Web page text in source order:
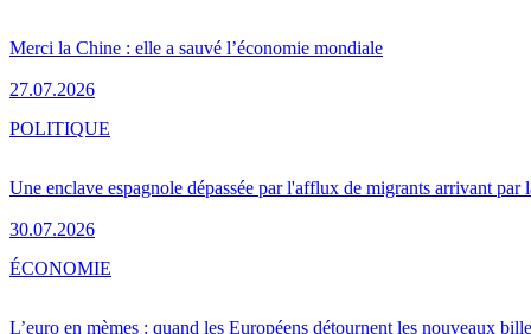
Merci la Chine : elle a sauvé l’économie mondiale
27.07.2026
Une enclave espagnole dépassée par l'afflux de migrants arrivant par
30.07.2026
POLITIQUE
L’euro en mèmes : quand les Européens détournent les nouveaux
ÉCONOMIE